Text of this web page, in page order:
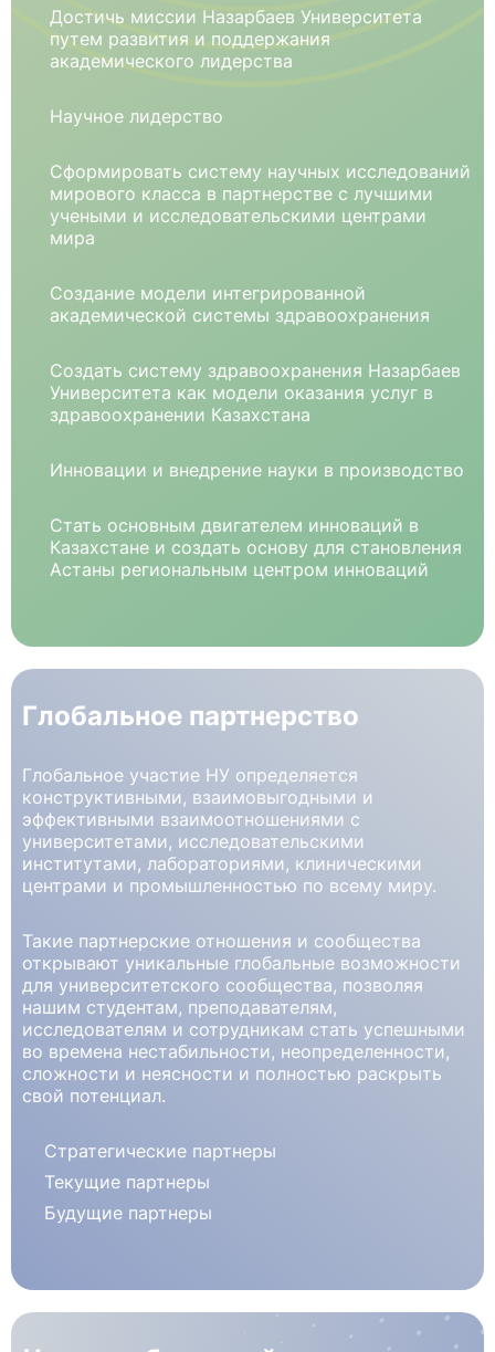
Достичь миссии Назарбаев Университета
путем развития и поддержания
академического лидерства
Научное лидерство
Сформировать систему научных исследований
мирового класса в партнерстве с лучшими
учеными и исследовательскими центрами
мира
Создание модели интегрированной
академической системы здравоохранения
Создать систему здравоохранения Назарбаев
Университета как модели оказания услуг в
здравоохранении Казахстана
Инновации и внедрение науки в производство
Стать основным двигателем инноваций в
Казахстане и создать основу для становления
Астаны региональным центром инноваций
Глобальное партнерство
Глобальное участие НУ определяется
конструктивными, взаимовыгодными и
эффективными взаимоотношениями с
университетами, исследовательскими
институтами, лабораториями, клиническими
центрами и промышленностью по всему миру.
Такие партнерские отношения и сообщества
открывают уникальные глобальные возможности
для университетского сообщества, позволяя
нашим студентам, преподавателям,
исследователям и сотрудникам стать успешными
во времена нестабильности, неопределенности,
сложности и неясности и полностью раскрыть
свой потенциал.
Стратегические партнеры
Текущие партнеры
Будущие партнеры